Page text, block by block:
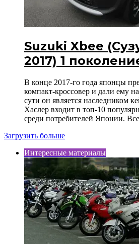
Suzuki Xbee
2017) 1
В конце 2017-го года японцы
компакт-кроссовер и дали ему
сути он является наследником
Хаслер входит в топ-10
среди потребителей Японии.
Загрузить больше
Интересные материалы